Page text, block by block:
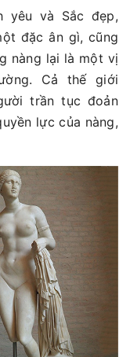
yêu và Sắc đẹp,
đặc ân gì, cũng
nàng lại là một vị
Cả thế giới
trần tục đoản
lực của nàng,